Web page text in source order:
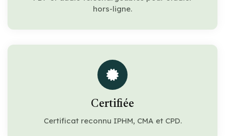
hors-ligne.
Certifiée
Certificat reconnu IPHM, CMA et CPD.